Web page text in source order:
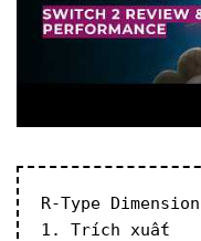
R-Type
1. Trích xuất